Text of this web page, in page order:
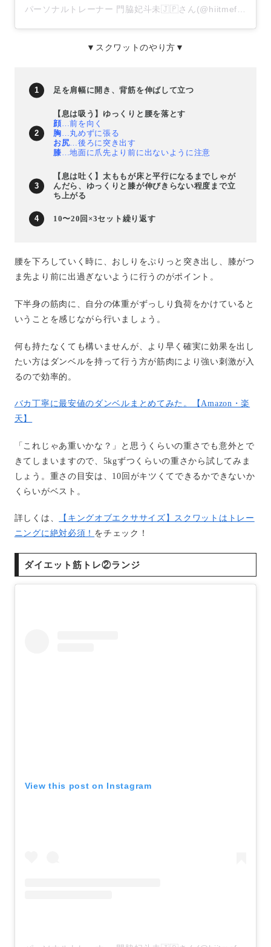
▼スクワットのやり方▼
足を肩幅に開き、背筋を伸ばして立つ
【息は吸う】ゆっくりと腰を落とす
顔…前を向く
胸…丸めずに張る
お尻…後ろに突き出す
膝…地面に爪先より前に出ないように注意
【息は吐く】太ももが床と平行になるまでしゃが
んだら、ゆっくりと膝が伸びきらない程度まで立
ち上がる
10〜20回×3セット繰り返す
腰を下ろしていく時に、おしりをぷりっと突き出し、膝がつ
ま先より前に出過ぎないように行うのがポイント。
下半身の筋肉に、自分の体重がずっしり負荷をかけていると
いうことを感じながら行いましょう。
何も持たなくても構いませんが、より早く確実に効果を出し
たい方はダンベルを持って行う方が筋肉により強い刺激が入
るので効率的。
バカ丁寧に最安値のダンベルまとめてみた。【Amazon・楽
天】
「これじゃあ重いかな？」と思うくらいの重さでも意外とで
きてしまいますので、5kgずつくらいの重さから試してみま
しょう。重さの目安は、10回がキツくてできるかできないか
くらいがベスト。
詳しくは、
【キングオブエクササイズ】スクワットはトレー
ニングに絶対必須！ をチェック！
ダイエット筋トレ②ランジ
View this post on Instagram